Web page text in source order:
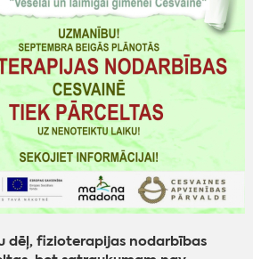
dēļ, fizioterapijas nodarbības